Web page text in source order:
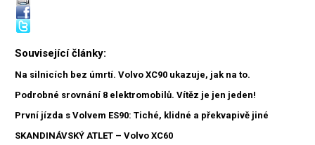
Související články:
Na silnicích bez úmrtí. Volvo XC90 ukazuje, jak na to.
Podrobné srovnání 8 elektromobilů. Vítěz je jen jeden!
První jízda s Volvem ES90: Tiché, klidné a překvapivě jiné
SKANDINÁVSKÝ ATLET – Volvo XC60